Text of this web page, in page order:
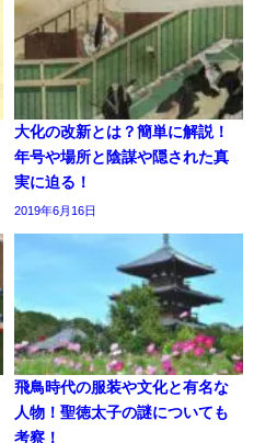
大化の改新とは？簡単に解説！
年号や場所と陰謀や隠された真
実に迫る！
2019年6月16日
飛鳥時代の服装や文化と有名な
人物！聖徳太子の謎についても
考察！